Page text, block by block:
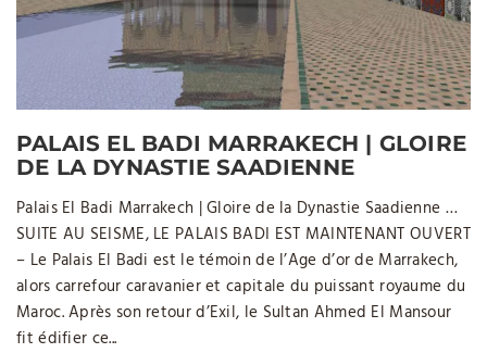
PALAIS EL BADI MARRAKECH | GLOIRE
DE LA DYNASTIE SAADIENNE
Palais El Badi Marrakech | Gloire de la Dynastie Saadienne …
SUITE AU SEISME, LE PALAIS BADI EST MAINTENANT OUVERT
– Le Palais El Badi est le témoin de l’Age d’or de Marrakech,
alors carrefour caravanier et capitale du puissant royaume du
Maroc. Après son retour d’Exil, le Sultan Ahmed El Mansour
fit édifier ce...